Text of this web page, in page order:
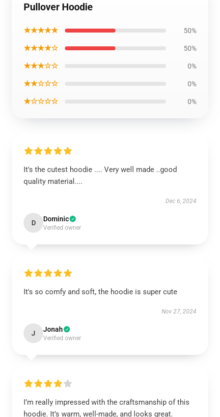
Pullover Hoodie
★★★★★ 50%
★★★★☆ 50%
★★★☆☆ 0%
★★☆☆☆ 0%
★☆☆☆☆ 0%
It's the cutest hoodie .... Very well made ..good
quality material....
Dec 6, 2024
D Dominic
Verified owner
It's so comfy and soft, the hoodie is super cute
Nov 27, 2024
J Jonah
Verified owner
I’m really impressed with the craftsmanship of this
hoodie. It’s warm, well-made, and looks great.